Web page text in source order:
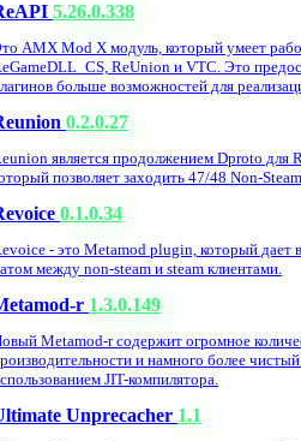
5.26.0.338
AMX Mod X модуль, который умеет
ReUnion и VTC. Это
больше возможностей для
0.2.0.27
является продолжением Dproto для
позволяет заходить 47/48 Non-
0.1.0.34
- это Metamod plugin, который дает
между non-steam и steam клиентами.
r 1.3.0.149
Metamod-r содержит огромное
и намного более
JIT-компилятора.
Unprecacher 1.1